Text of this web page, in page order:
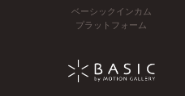
ベーシックインカム
プラットフォーム